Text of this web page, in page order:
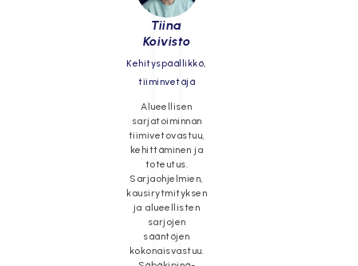
Tiina
Koivisto
Kehityspäällikkö,
tiiminvetäjä
Alueellisen
sarjatoiminnan
tiimivetovastuu,
kehittäminen ja
toteutus.
Sarjaohjelmien,
kausirytmityksen
ja alueellisten
sarjojen
sääntöjen
kokonaisvastuu.